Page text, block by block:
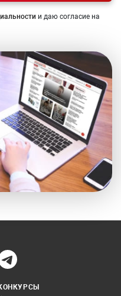
и даю согласие на